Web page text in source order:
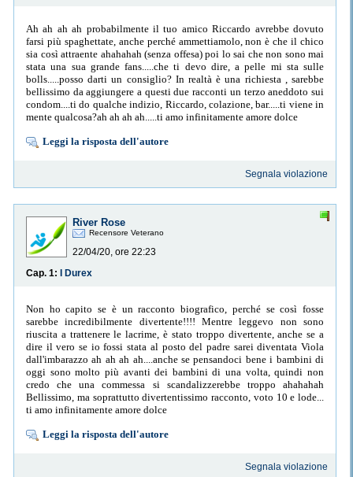
Ah ah ah ah probabilmente il tuo amico Riccardo avrebbe dovuto
farsi più spaghettate, anche perché ammettiamolo, non è che il chico
sia così attraente ahahahah (senza offesa) poi lo sai che non sono mai
stata una sua grande fans.....che ti devo dire, a pelle mi sta sulle
bolls.....posso darti un consiglio? In realtà è una richiesta , sarebbe
bellissimo da aggiungere a questi due racconti un terzo aneddoto sui
condom....ti do qualche indizio, Riccardo, colazione, bar.....ti viene in
mente qualcosa?ah ah ah ah.....ti amo infinitamente amore dolce
Leggi la risposta dell'autore
Segnala violazione
River Rose
Recensore Veterano
22/04/20, ore 22:23
Cap. 1:
I Durex
Non ho capito se è un racconto biografico, perché se così fosse
sarebbe incredibilmente divertente!!!! Mentre leggevo non sono
riuscita a trattenere le lacrime, è stato troppo divertente, anche se a
dire il vero se io fossi stata al posto del padre sarei diventata Viola
dall'imbarazzo ah ah ah ah....anche se pensandoci bene i bambini di
oggi sono molto più avanti dei bambini di una volta, quindi non
credo che una commessa si scandalizzerebbe troppo ahahahah
Bellissimo, ma soprattutto divertentissimo racconto, voto 10 e lode...
ti amo infinitamente amore dolce
Leggi la risposta dell'autore
Segnala violazione